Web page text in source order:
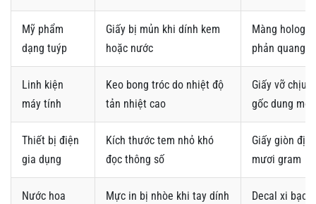
Mỹ phẩm
dạng tuýp
Giấy bị mủn khi dính kem
hoặc nước
Màng
phản quang
Linh kiện
máy tính
Keo bong tróc do nhiệt độ
tản nhiệt cao
Giấy vỡ chịu
gốc dung môi
Thiết bị điện
gia dụng
Kích thước tem nhỏ khó
đọc thông số
Giấy giòn
mươi gram
Nước hoa
Mực in bị nhòe khi tay dính
Decal xi bạc